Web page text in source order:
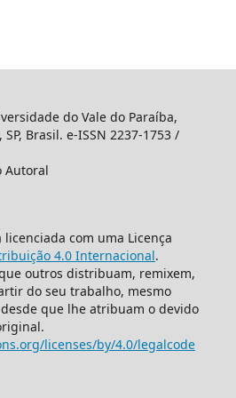
do Vale do Paraíba,
SP, Brasil. e-ISSN 2237-1753 /
Autoral
licenciada com uma Licença
4.0 Internacional.
outros distribuam, remixem,
do seu trabalho, mesmo
que lhe atribuam o devido
licenses/by/4.0/legalcode